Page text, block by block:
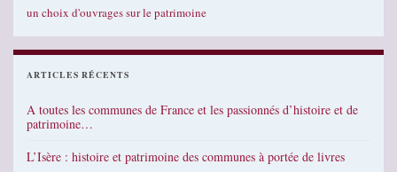
un choix d'ouvrages sur le patrimoine
ARTICLES RÉCENTS
A toutes les communes de France et les passionnés d’histoire et de
patrimoine…
L’Isère : histoire et patrimoine des communes à portée de livres